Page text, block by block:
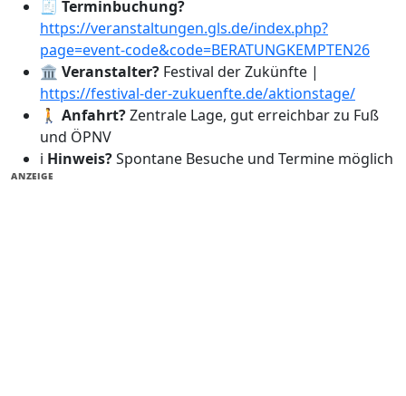
🧾 Terminbuchung?
https://veranstaltungen.gls.de/index.php?
page=event-code&code=BERATUNGKEMPTEN26
🏛️ Veranstalter? Festival der Zukünfte |
https://festival-der-zukuenfte.de/aktionstage/
🚶 Anfahrt?Zentrale Lage, gut erreichbar zu Fuß
und ÖPNV
ℹ️ Hinweis?Spontane Besuche und Termine möglich
ANZEIGE